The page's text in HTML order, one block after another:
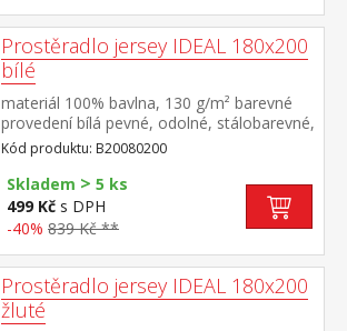
Prostěradlo jersey IDEAL 180x200
bílé
materiál 100% bavlna, 130 g/m² barevné
provedení bílá pevné, odolné, stálobarevné,
obšito gumou pro matrace do výšky 25
cm pratelné do 60 °C
Kód produktu: B20080200
Skladem > 5 ks
499 Kč s DPH
-40% 839 Kč **
Prostěradlo jersey IDEAL 180x200
žluté